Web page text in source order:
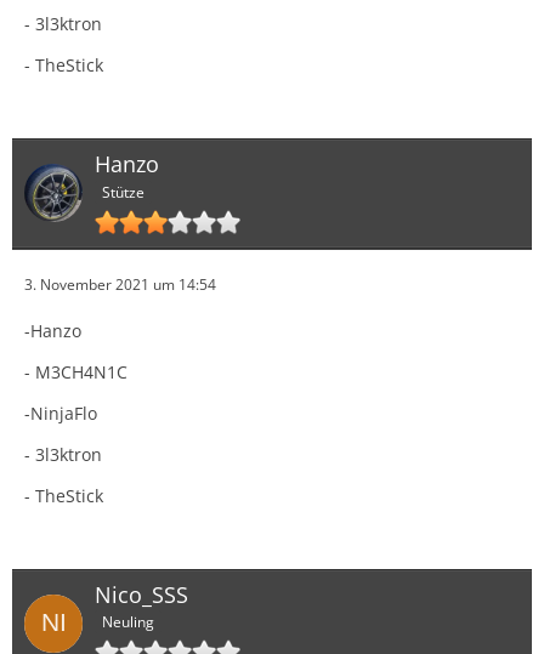
- 3l3ktron
- TheStick
Hanzo
Stütze
3. November 2021 um 14:54
-Hanzo
- M3CH4N1C
-NinjaFlo
- 3l3ktron
- TheStick
Nico_SSS
Neuling